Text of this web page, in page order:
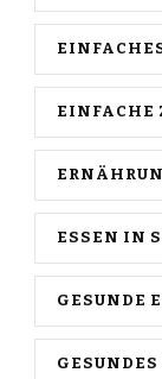
EINFACHE
ESSEN IN
GESUNDE
GESUNDES